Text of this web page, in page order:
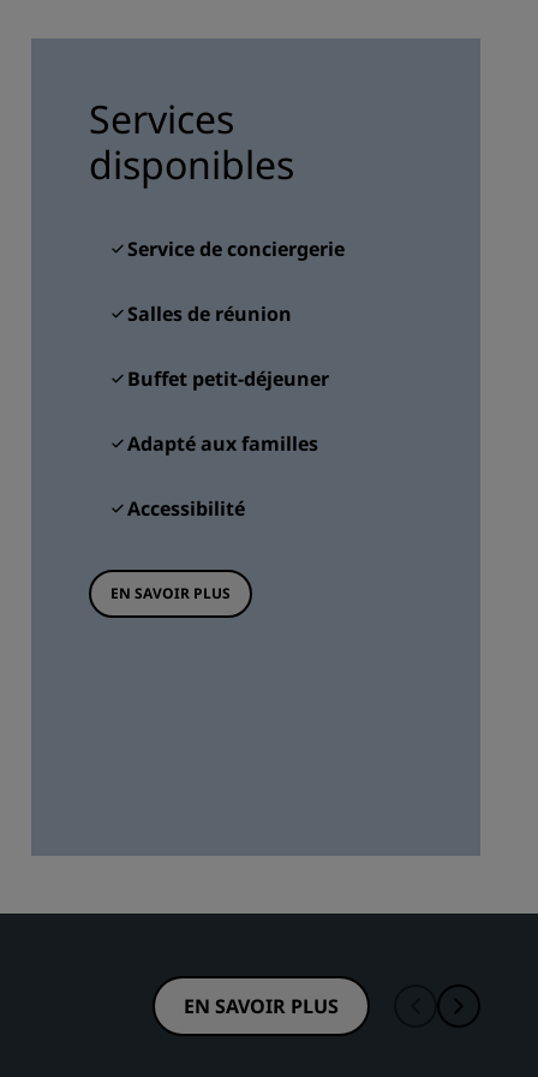
ADHÉRER
Services
disponibles
Service de conciergerie
Salles de réunion
Buffet petit-déjeuner
Adapté aux familles
Accessibilité
EN SAVOIR PLUS
EN SAVOIR PLUS